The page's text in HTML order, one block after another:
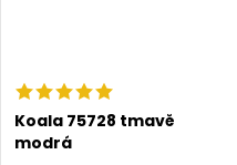
Koala 75728 tmavě
modrá